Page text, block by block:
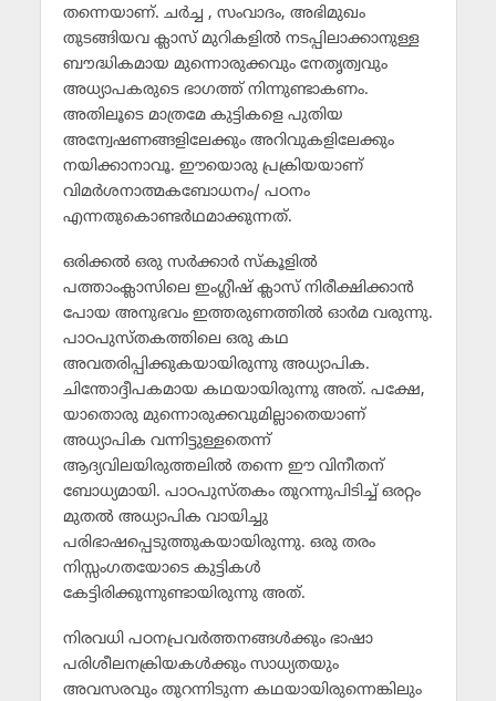
തന്നെയാണ്. ചര്‍ച്ച , സംവാദം, അഭിമുഖം
തുടങ്ങിയവ ക്ലാസ് മുറികളില്‍ നടപ്പിലാക്കാനുള്ള
ബൗദ്ധികമായ മുന്നൊരുക്കവും നേതൃത്വവും
അധ്യാപകരുടെ ഭാഗത്ത് നിന്നുണ്ടാകണം.
അതിലൂടെ മാത്രമേ കുട്ടികളെ പുതിയ
അന്വേഷണങ്ങളിലേക്കും അറിവുകളിലേക്കും
നയിക്കാനാവൂ. ഈയൊരു പ്രക്രിയയാണ്
വിമര്‍ശനാത്മകബോധനം/ പഠനം
എന്നതുകൊണ്ടര്‍ഥമാക്കുന്നത്.
ഒരിക്കല്‍ ഒരു സര്‍ക്കാര്‍ സ്‌കൂളില്‍
പത്താംക്ലാസിലെ ഇംഗ്ലീഷ് ക്ലാസ് നിരീക്ഷിക്കാന്‍
പോയ അനുഭവം ഇത്തരുണത്തില്‍ ഓര്‍മ വരുന്നു.
പാഠപുസ്തകത്തിലെ ഒരു കഥ
അവതരിപ്പിക്കുകയായിരുന്നു അധ്യാപിക.
ചിന്തോദ്ദീപകമായ കഥയായിരുന്നു അത്. പക്ഷേ,
യാതൊരു മുന്നൊരുക്കവുമില്ലാതെയാണ്
അധ്യാപിക വന്നിട്ടുള്ളതെന്ന്
ആദ്യവിലയിരുത്തലില്‍ തന്നെ ഈ വിനീതന്
ബോധ്യമായി. പാഠപുസ്തകം തുറന്നുപിടിച്ച് ഒരറ്റം
മുതല്‍ അധ്യാപിക വായിച്ചു
പരിഭാഷപ്പെടുത്തുകയായിരുന്നു. ഒരു തരം
നിസ്സംഗതയോടെ കുട്ടികള്‍
കേട്ടിരിക്കുന്നുണ്ടായിരുന്നു അത്.
നിരവധി പഠനപ്രവര്‍ത്തനങ്ങള്‍ക്കും ഭാഷാ
പരിശീലനക്രിയകള്‍ക്കും സാധ്യതയും
അവസരവും തുറന്നിടുന്ന കഥയായിരുന്നെങ്കിലും